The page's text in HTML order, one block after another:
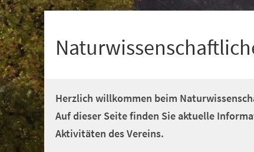
Herzlich willkommen beim
Auf dieser Seite finden Sie aktuelle
Aktivitäten des Vereins.